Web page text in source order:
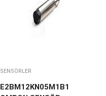
SENSÖRLER
E2BM12KN05M1B1